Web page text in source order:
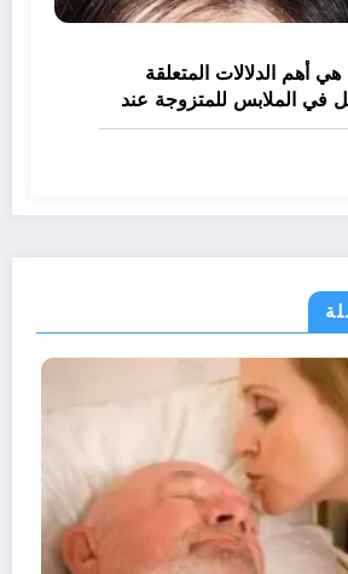
أهم الدلالات المتعلقة
في الملابس للمتزوجة عند
تفسير الاحلام والرؤى